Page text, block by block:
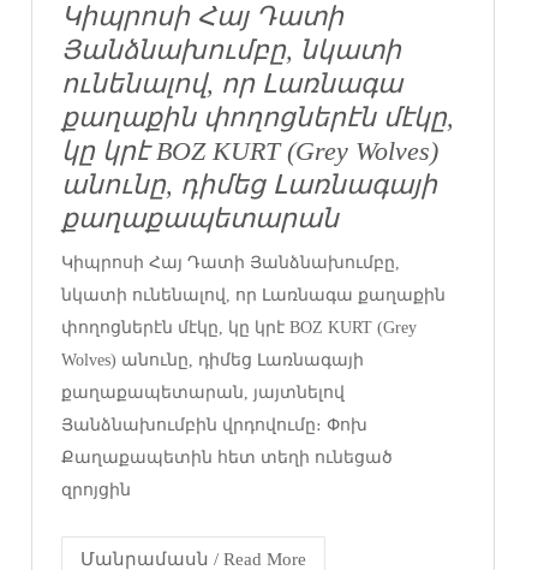
Կիպրոսի Հայ Դատի
Յանձնախումբը, նկատի
ունենալով, որ Լառնագա
քաղաքին փողոցներէն մէկը,
կը կրէ BOZ KURT (Grey Wolves)
անունը, դիմեց Լառնագայի
քաղաքապետարան
Կիպրոսի Հայ Դատի Յանձնախումբը,
նկատի ունենալով, որ Լառնագա քաղաքին
փողոցներէն մէկը, կը կրէ BOZ KURT (Grey
Wolves) անունը, դիմեց Լառնագայի
քաղաքապետարան, յայտնելով
Յանձնախումբին վրդովումը։ Փոխ
Քաղաքապետին հետ տեղի ունեցած
զրոյցին
Մանրամասն / Read More